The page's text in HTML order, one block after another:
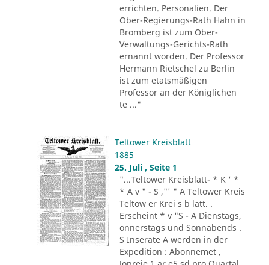
errichten. Personalien. Der
Ober-Regierungs-Rath Hahn in
Bromberg ist zum Ober-
Verwaltungs-Gerichts-Rath
ernannt worden. Der Professor
Hermann Rietschel zu Berlin
ist zum etatsmäßigen
Professor an der Königlichen
te ..."
Teltower Kreisblatt
1885
25. Juli , Seite 1
"...Teltower Kreisblatt- * K ' *
* A v " - S ,"' " A Teltower Kreis
Teltow er Krei s b latt. .
Erscheint * v "S - A Dienstags,
onnerstags und Sonnabends .
S Inserate A werden in der
Expedition : Abonnemet ,